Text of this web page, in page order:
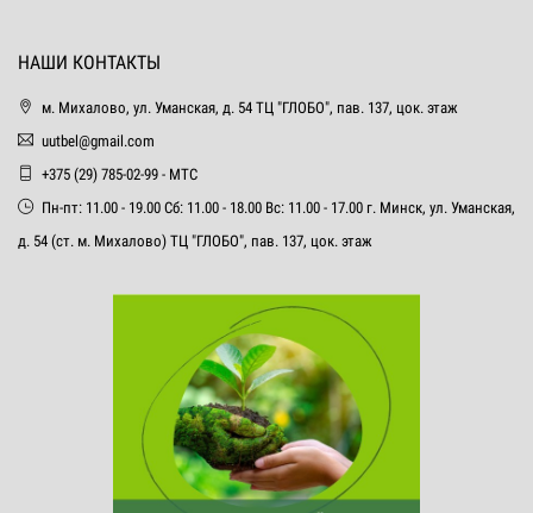
НАШИ КОНТАКТЫ
м. Михалово, ул. Уманская, д. 54 ТЦ "ГЛОБО", пав. 137, цок. этаж
uutbel@gmail.com
+375 (29) 785-02-99 - МТС
Пн-пт: 11.00 - 19.00 Сб: 11.00 - 18.00 Вс: 11.00 - 17.00 г. Минск, ул. Уманская,
д. 54 (ст. м. Михалово) ТЦ "ГЛОБО", пав. 137, цок. этаж